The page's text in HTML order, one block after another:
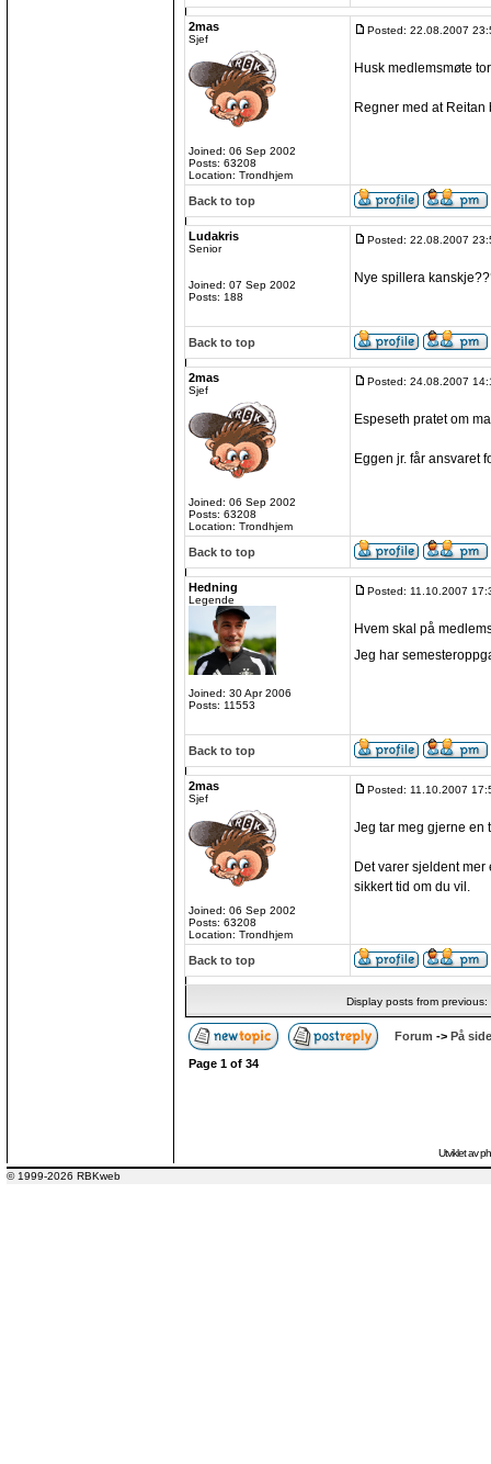
2mas
Sjef
Joined: 06 Sep 2002
Posts: 63208
Location: Trondhjem
Posted: 22.08.2007
Husk medlemsmøte
Regner med at
Back to top
Ludakris
Senior
Joined: 07 Sep 2002
Posts: 188
Posted: 22.08.2007
Nye spillera
Back to top
2mas
Sjef
Joined: 06 Sep 2002
Posts: 63208
Location: Trondhjem
Posted: 24.08.2007
Espeseth pratet om
Eggen jr. får ansvaret
Back to top
Hedning
Legende
Joined: 30 Apr 2006
Posts: 11553
Posted: 11.10.2007
Hvem skal på
Jeg har
Back to top
2mas
Sjef
Joined: 06 Sep 2002
Posts: 63208
Location: Trondhjem
Posted: 11.10.2007
Jeg tar meg gjerne en
Det varer sjeldent
sikkert tid om du vil.
Back to top
Display posts from previous:
Forum -> På
Page 1 of 34
Utviklet av
© 1999-2026 RBKweb